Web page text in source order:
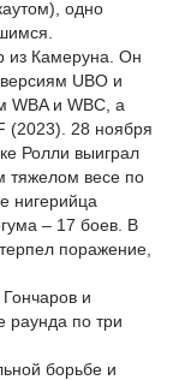
одно
из Камеруна. Он
UBO и
WBA и WBC, а
(2023). 28 ноября
Ролли выиграл
тяжелом весе по
нигерийца
– 17 боев. В
поражение,
и
раунда по три
борьбе и